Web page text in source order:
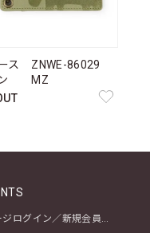
ス ZNWE-86029
ン MZ